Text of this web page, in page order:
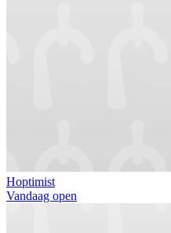
Hoptimist
Vandaag open